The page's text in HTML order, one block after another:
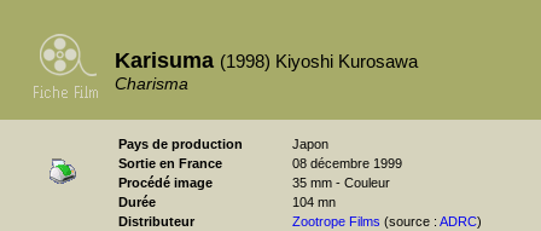
Karisuma (1998) Kiyoshi Kurosawa
Charisma
Pays de production
Japon
Sortie en France
08 décembre 1999
Procédé image
35 mm - Couleur
Durée
104 mn
Distributeur
Zootrope Films (source : ADRC)